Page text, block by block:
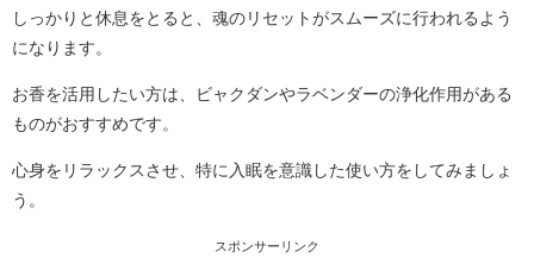
しっかりと休息をとると、魂のリセットがスムーズに行われるよう
になります。
お香を活用したい方は、ビャクダンやラベンダーの浄化作用がある
ものがおすすめです。
心身をリラックスさせ、特に入眠を意識した使い方をしてみましょ
う。
スポンサーリンク